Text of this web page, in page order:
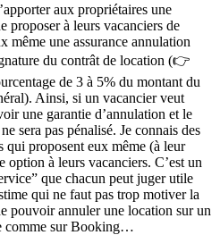
aux propriétaires une
proposer à leurs vacanciers de
même une assurance annulation
du contrât de location (👉
de 3 à 5% du montant du
Ainsi, si un vacancier veut
une garantie d’annulation et le
sera pas pénalisé. Je connais des
qui proposent eux même (à leur
option à leurs vacanciers. C’est un
que chacun peut juger utile
qui ne faut pas trop motiver la
pouvoir annuler une location sur un
comme sur Booking…